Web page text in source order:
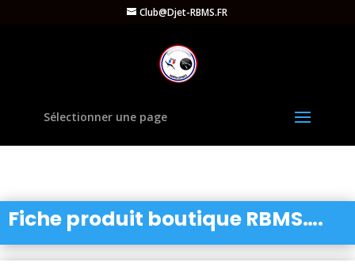
Club@Djet-RBMS.FR
Sélectionner une page
Fiche produit boutique RBMS….